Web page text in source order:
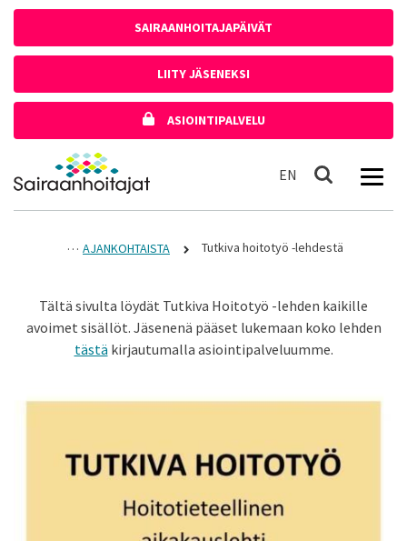
SAIRAANHOITAJAPÄIVÄT
LIITY JÄSENEKSI
ASIOINTIPALVELU
Etusivulle
EN In English
Haku
AJANKOHTAISTA Tutkiva hoitotyö -lehdestä
Tältä sivulta löydät Tutkiva Hoitotyö -lehden kaikille
avoimet sisällöt. Jäsenenä pääset lukemaan koko lehden
tästä kirjautumalla asiointipalveluumme.